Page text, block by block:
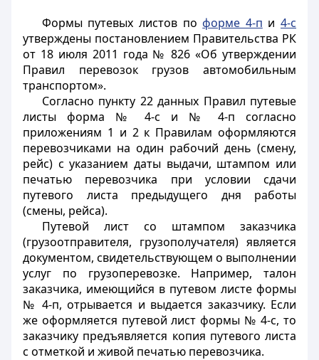
Формы путевых листов поформе 4-п и4-с
утверждены постановлением Правительства РК
от 18 июля 2011 года № 826 «Об утверждении
Правил перевозок грузов автомобильным
транспортом».
Согласно пункту 22 данных Правил путевые
листы форма № 4-с и № 4-п согласно
приложениям 1 и 2 к Правилам оформляются
перевозчиками на один рабочий день (смену,
рейс) с указанием даты выдачи, штампом или
печатью перевозчика при условии сдачи
путевого листа предыдущего дня работы
(смены, рейса).
Путевой лист со штампом заказчика
(грузоотправителя, грузополучателя) является
документом, свидетельствующем о выполнении
услуг по грузоперевозке. Например, талон
заказчика, имеющийся в путевом листе формы
№ 4-п, отрывается и выдается заказчику. Если
же оформляется путевой лист формы № 4-с, то
заказчику предъявляется копия путевого листа
с отметкой и живой печатью перевозчика.